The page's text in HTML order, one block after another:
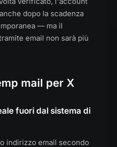
dopo la scadenza
— ma il
email non sarà più
mail per X
fuori dal sistema di
indirizzo email secondo